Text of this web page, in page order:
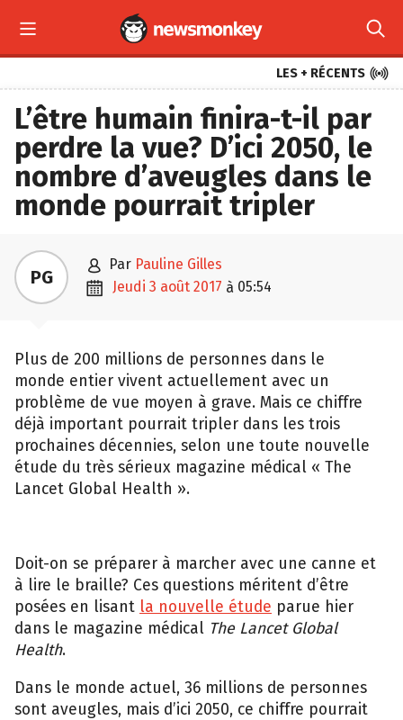
 
LES + RÉCENTS 
L’être humain finira-t-il par
perdre la vue? D’ici 2050, le
nombre d’aveugles dans le
monde pourrait tripler
PG  par Pauline Gilles
 jeudi 3 août 2017 à 05:54
Plus de 200 millions de personnes dans le
monde entier vivent actuellement avec un
problème de vue moyen à grave. Mais ce chiffre
déjà important pourrait tripler dans les trois
prochaines décennies, selon une toute nouvelle
étude du très sérieux magazine médical « The
Lancet Global Health ».
Doit-on se préparer à marcher avec une canne et
à lire le braille? Ces questions méritent d’être
posées en lisant la nouvelle étude parue hier
dans le magazine médical The Lancet Global
Health.
Dans le monde actuel, 36 millions de personnes
sont aveugles, mais d’ici 2050, ce chiffre pourrait